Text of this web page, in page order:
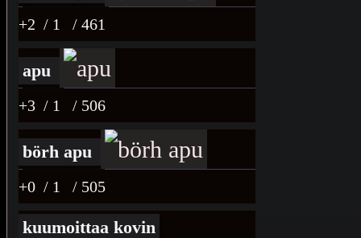
+2 / 1 / 461
apu
+3 / 1 / 506
börh apu
+0 / 1 / 505
kuumoittaa kovin